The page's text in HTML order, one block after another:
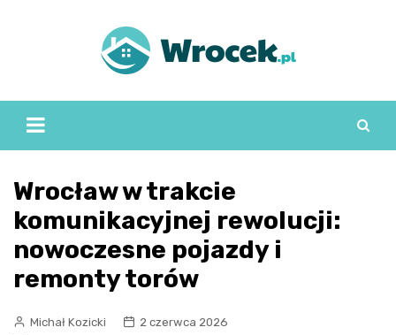
Wrocław w trakcie
komunikacyjnej rewolucji:
nowoczesne pojazdy i
remonty torów
Michał Kozicki
2 czerwca 2026